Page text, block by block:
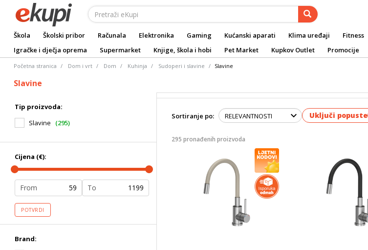
Škola Školski pribor Računala Elektronika Gaming Kućanski aparati Klima uređaji Fitness
Igračke i dječja oprema
Supermarket Knjige, škola i hobi Pet Market Kupkov Outlet Promocije
Početna stranica Dom i vrt Dom Kuhinja Sudoperi i slavine Slavine
Slavine
Tip proizvoda:
Slavine
(295)
Cijena (€):
From To
POTVRDI
Brand:
Sortiranje po: Uključi popuste
295 pronađenih proizvoda